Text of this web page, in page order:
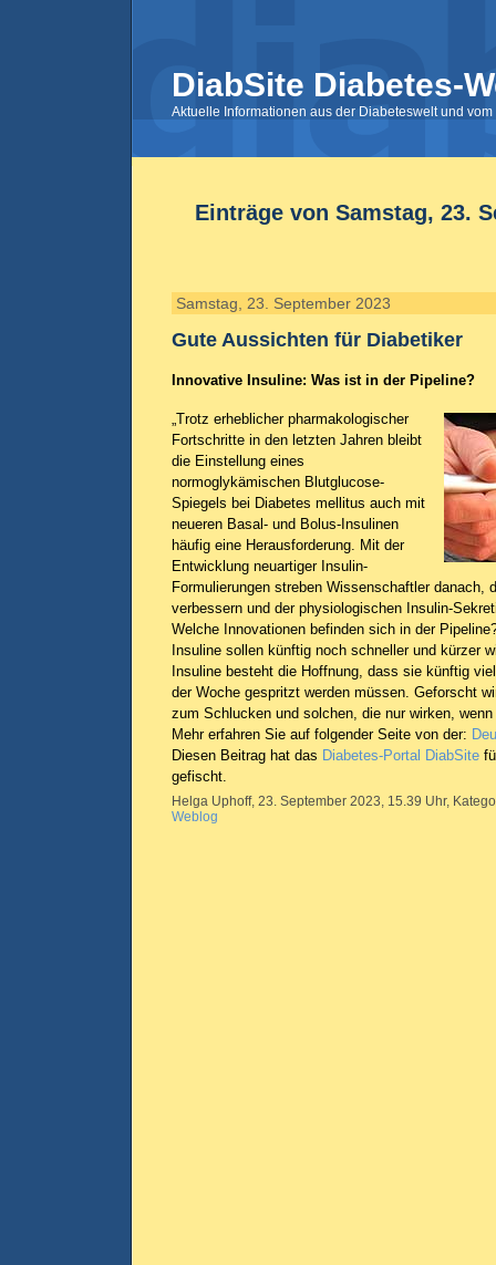
DiabSite Diabetes-
Aktuelle Informationen aus der Diabeteswelt und
Einträge von Samstag, 23.
Samstag, 23. September 2023
Gute Aussichten für Diabetiker
Innovative Insuline: Was ist in der Pipeline?
„Trotz erheblicher pharmakologischer
Fortschritte in den letzten Jahren bleibt
die Einstellung eines
normoglykämischen Blutglucose-
Spiegels bei Diabetes mellitus auch mit
neueren Basal- und Bolus-­Insulinen
häufig eine Herausforderung. Mit der
Entwicklung neuartiger Insulin-
Formulierungen streben Wissenschaftler danach,
verbessern und der physiologischen Insulin-
Welche Innovationen befinden sich in der
Insuline sollen künftig noch schneller und kürzer
Insuline besteht die Hoffnung, dass sie künftig
der Woche gespritzt werden müssen. Geforscht
zum Schlucken und solchen, die nur wirken,
Mehr erfahren Sie auf folgender Seite von der:
Diesen Beitrag hat das Diabetes-Portal DiabSite
gefischt.
Helga Uphoff, 23. September 2023, 15.39 Uhr,
Weblog